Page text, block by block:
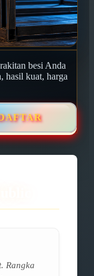
besi Anda
hasil kuat, harga
Rangka